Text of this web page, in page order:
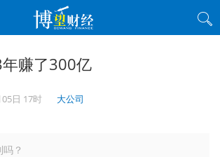
赚了300亿
日 17时 大公司
？